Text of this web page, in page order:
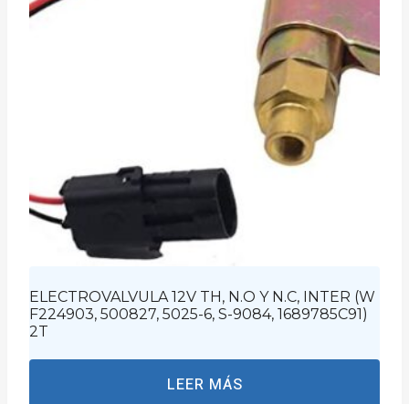
ELECTROVALVULA 12V TH, N.O Y N.C, INTER (W
F224903, 500827, 5025-6, S-9084, 1689785C91)
2T
LEER MÁS